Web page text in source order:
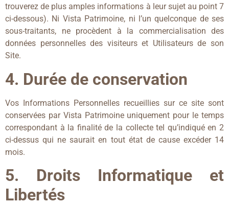
trouverez de plus amples informations à leur sujet au point 7
ci-dessous). Ni Vista Patrimoine, ni l’un quelconque de ses
sous-traitants, ne procèdent à la commercialisation des
données personnelles des visiteurs et Utilisateurs de son
Site.
4. Durée de conservation
Vos Informations Personnelles recueillies sur ce site sont
conservées par Vista Patrimoine uniquement pour le temps
correspondant à la finalité de la collecte tel qu’indiqué en 2
ci-dessus qui ne saurait en tout état de cause excéder 14
mois.
5. Droits Informatique et
Libertés